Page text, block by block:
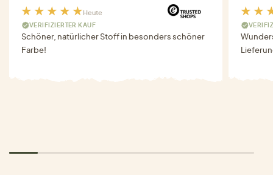
Heute
VERIFIZIERTER KAUF
Schöner, natürlicher Stoff in besonders schöner
Farbe!